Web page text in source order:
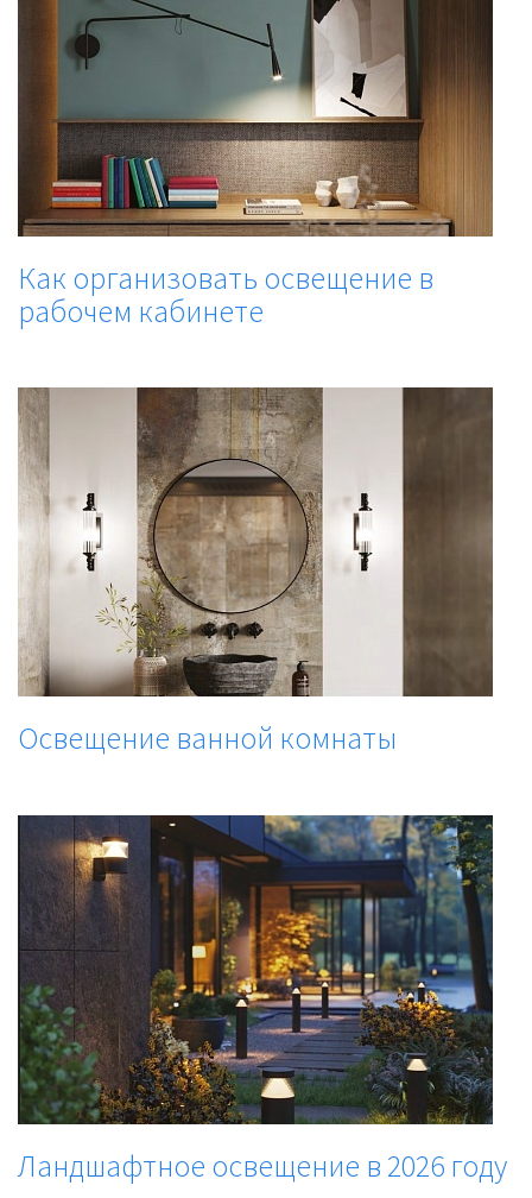
Как организовать освещение в
рабочем кабинете
Освещение ванной комнаты
Ландшафтное освещение в 2026 году